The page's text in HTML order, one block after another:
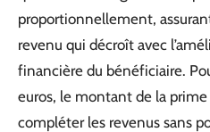
proportionnellement,
revenu qui décroît avec
financière du bénéficiaire.
euros, le montant de la
compléter les revenus sans